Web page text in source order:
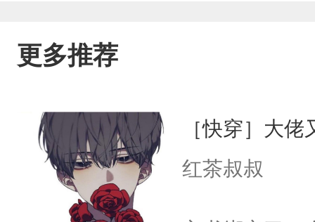
更多推荐
［快穿］大
红茶叔叔